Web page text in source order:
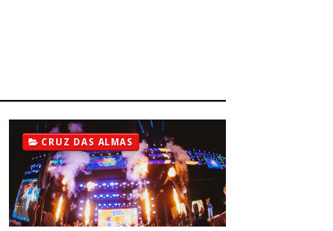
CRUZ DAS ALMAS